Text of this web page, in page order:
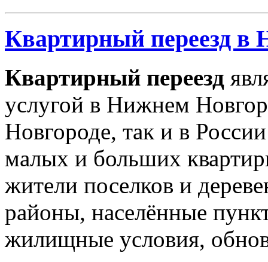
Квартирный переезд в
Квартирный переезд
услугой в Нижнем
Новгороде, так и в
малых и больших
жители поселков и
районы, населённые
жилищные условия,